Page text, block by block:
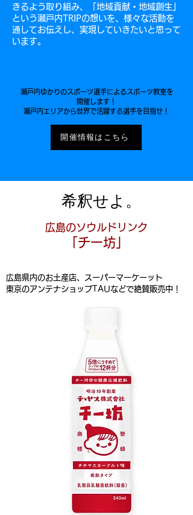
きるよう取り組み、「地域貢献・地域創生」
という瀬戸内TRIPの想いを、様々な活動を
通してお伝えし、実現していきたいと思って
います。
瀬戸内ゆかりのスポーツ選手によるスポーツ教室を
開催します！
瀬戸内エリアから世界で活躍する選手を目指せ！
開催情報はこちら
希釈せよ。
広島のソウルドリンク
「チー坊」
広島県内のお土産店、スーパーマーケーット
東京のアンテナショップTAUなどで絶賛販売中！